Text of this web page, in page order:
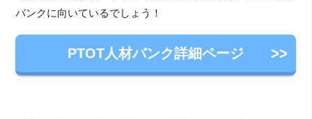
バンクに向いているでしょう！
PTOT人材バンク詳細ページ